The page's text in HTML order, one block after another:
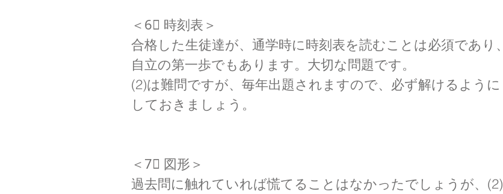
＜6⃣ 時刻表＞
合格した生徒達が、通学時に時刻表を読むことは必須であり、
自立の第一歩でもあります。大切な問題です。
(2)は難問ですが、毎年出題されますので、必ず解けるように
しておきましょう。
＜7⃣ 図形＞
過去問に触れていれば慌てることはなかったでしょうが、(2)